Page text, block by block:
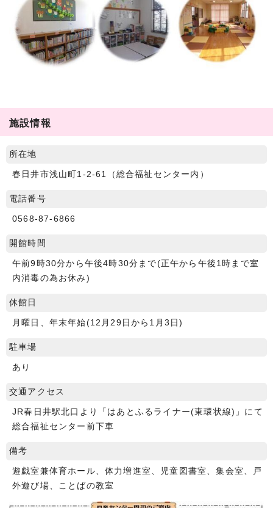
施設情報
所在地
春日井市浅山町1-2-61（総合福祉センター内）
電話番号
0568-87-6866
開館時間
午前9時30分から午後4時30分まで(正午から午後1時まで室
内消毒の為お休み)
休館日
月曜日、年末年始(12月29日から1月3日)
駐車場
あり
交通アクセス
JR春日井駅北口より「はあとふるライナー(東環状線)」にて
総合福祉センター前下車
備考
遊戯室兼体育ホール、体力増進室、児童図書室、集会室、戸
外遊び場、ことばの教室